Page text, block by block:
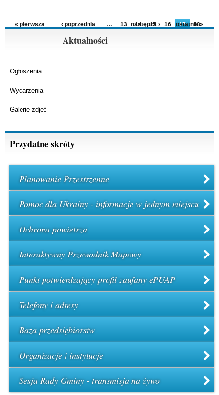
Strony
« pierwsza ‹ poprzednia … 13 14 15 16 17
18
następna › ostatnia »
Aktualności
Ogłoszenia
Wydarzenia
Galerie zdjęć
Przydatne skróty
Planowanie Przestrzenne
Pomoc dla Ukrainy - informacje w jednym miejscu
Ochrona powietrza
Interaktywny Przewodnik Mapowy
Punkt potwierdzający profil zaufany ePUAP
Telefony i adresy
Baza przedsiębiorstw
Organizacje i instytucje
Sesja Rady Gminy - transmisja na żywo